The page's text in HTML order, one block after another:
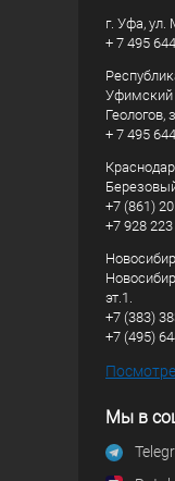
г. Уфа, ул.
+ 7 495
Уфимский
Геологов,
+ 7 495
+7 (861)
+7 928
эт.1.
+7 (383)
+7 (495)
Мы в